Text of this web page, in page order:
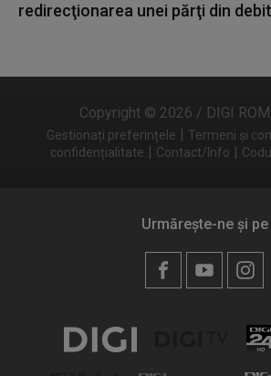
redirecţionarea unei părţi din
Copyright © 2026 / DIGI
Gestionați preferințele | Termeni și
confidențialitate | Contact/Info |
Urmărește-ne și pe